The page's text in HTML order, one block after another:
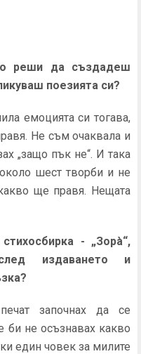
реши да създадеш
поезията си?
емоцията си тогава,
Не съм очаквала и
„защо пък не“. И така
шест творби и не
ще правя. Нещата
- „Зорà“,
издаването и
започнах да се
би не осъзнавах какво
един човек за милите